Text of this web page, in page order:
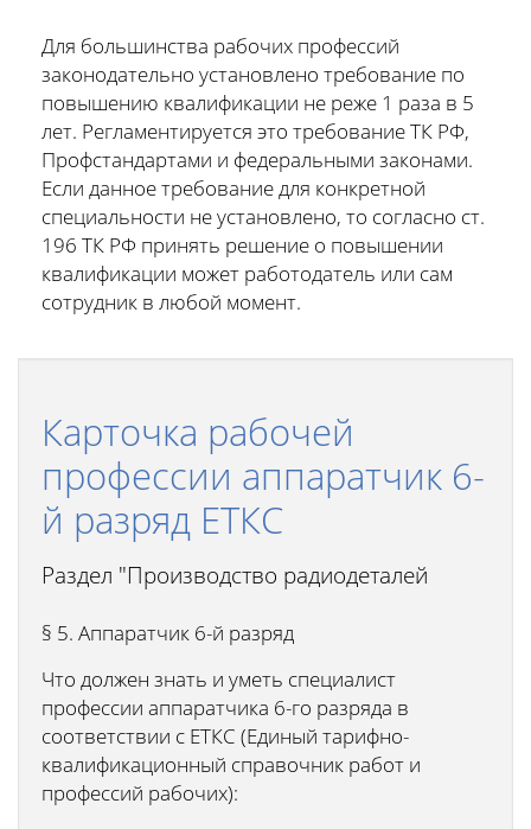
Для большинства рабочих профессий
законодательно установлено требование по
повышению квалификации не реже 1 раза в 5
лет. Регламентируется это требование ТК РФ,
Профстандартами и федеральными законами.
Если данное требование для конкретной
специальности не установлено, то согласно ст.
196 ТК РФ принять решение о повышении
квалификации может работодатель или сам
сотрудник в любой момент.
Карточка рабочей
профессии аппаратчик 6-
й разряд ЕТКС
Раздел "Производство радиодеталей
§ 5. Аппаратчик 6-й разряд
Что должен знать и уметь специалист
профессии аппаратчика 6-го разряда в
соответствии с ЕТКС (Единый тарифно-
квалификационный справочник работ и
профессий рабочих):